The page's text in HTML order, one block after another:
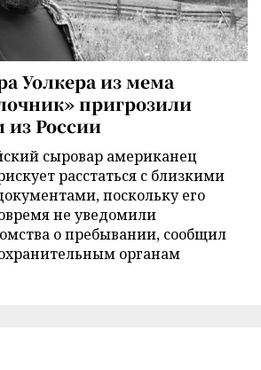
Уолкера из мема
пригрозили
России
сыровар американец
расстаться с близкими
поскольку его
не уведомили
о пребывании, сообщил
органам